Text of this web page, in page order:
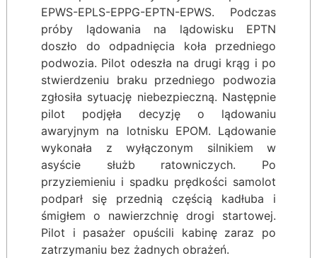
EPWS-EPLS-EPPG-EPTN-EPWS. Podczas
próby lądowania na lądowisku EPTN
doszło do odpadnięcia koła przedniego
podwozia. Pilot odeszła na drugi krąg i po
stwierdzeniu braku przedniego podwozia
zgłosiła sytuację niebezpieczną. Następnie
pilot podjęła decyzję o lądowaniu
awaryjnym na lotnisku EPOM. Lądowanie
wykonała z wyłączonym silnikiem w
asyście służb ratowniczych. Po
przyziemieniu i spadku prędkości samolot
podparł się przednią częścią kadłuba i
śmigłem o nawierzchnię drogi startowej.
Pilot i pasażer opuścili kabinę zaraz po
zatrzymaniu bez żadnych obrażeń.